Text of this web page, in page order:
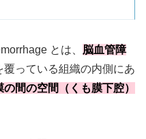
とは、 脳血管障
覆っている組織の内側にあ
の間の空間（くも膜下腔）